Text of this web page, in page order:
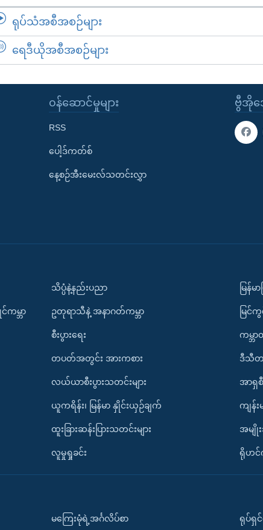
ရုပ်သံအစီအစဉ်များ
ရေဒီယိုအစီအစဉ်များ
ဗွီအိုအ
၀န်ဆောင်မှုများ
RSS
ပေါ့ဒ်ကတ်စ်
နေ့စဉ်အီးမေးလ်သတင်းလွှာ
ကမ္ဘာ
သိပ္ပံနဲ့နည်းပညာ
ဥတုရာသီနဲ့ အနာဂတ်ကမ္ဘာ
စီးပွားရေး
တပတ်အတွင်း အားကစား
လယ်ယာစီးပွားသတင်းများ
ယူကရိန်း၊ မြန်မာ နှိုင်းယှဉ်ချက်
ထူးခြားဆန်းပြားသတင်းများ
လူမှုရှုခင်း
မြန်မ
မြင်
ကမ္ဘာ
ဒီသီတ
အာရှစီ
ကျန်း
အမျို
ရိုဟင်
မကြေးမုံရဲ့အင်္ဂလိပ်စာ ရုပ်ရှ